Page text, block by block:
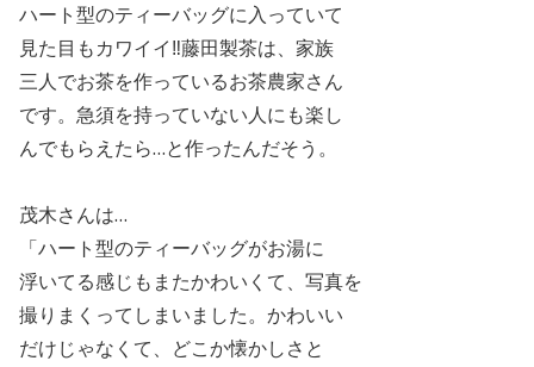
ハート型のティーバッグに入っていて
見た目もカワイイ‼藤田製茶は、家族
三人でお茶を作っているお茶農家さん
です。急須を持っていない人にも楽し
んでもらえたら…と作ったんだそう。
茂木さんは…
「ハート型のティーバッグがお湯に
浮いてる感じもまたかわいくて、写真を
撮りまくってしまいました。かわいい
だけじゃなくて、どこか懐かしさと